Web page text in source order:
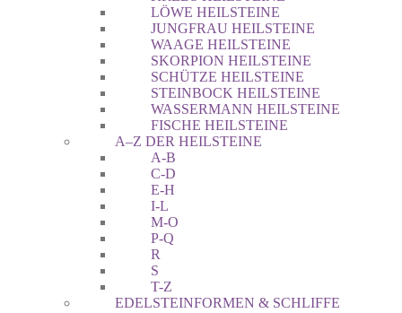
LÖWE HEILSTEINE
JUNGFRAU HEILSTEINE
WAAGE HEILSTEINE
SKORPION HEILSTEINE
SCHÜTZE HEILSTEINE
STEINBOCK HEILSTEINE
WASSERMANN HEILSTEINE
FISCHE HEILSTEINE
A–Z DER HEILSTEINE
A-B
C-D
E-H
I-L
M-O
P-Q
R
S
T-Z
EDELSTEINFORMEN & SCHLIFFE